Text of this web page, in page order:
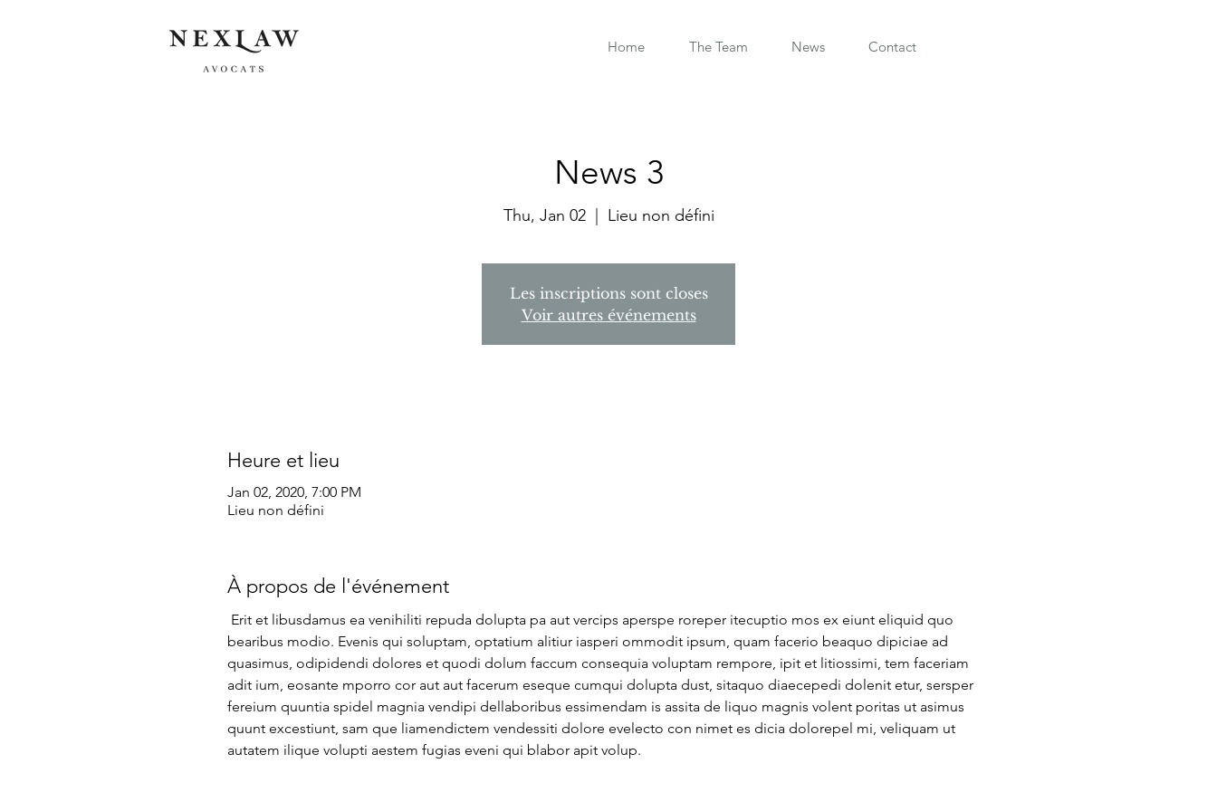
Home The Team News Contact
News 3
Thu, Jan 02
  |
Lieu non défini
Les inscriptions sont closes
Voir autres événements
Heure et lieu
Jan 02, 2020, 7:00 PM
Lieu non défini
À propos de l'événement
Erit et libusdamus ea venihiliti repuda dolupta pa aut vercips aperspe roreper itecuptio mos ex eiunt eliquid quo
bearibus modio. Evenis qui soluptam, optatium alitiur iasperi ommodit ipsum, quam facerio beaquo dipiciae ad
quasimus, odipidendi dolores et quodi dolum faccum consequia voluptam rempore, ipit et litiossimi, tem faceriam
adit ium, eosante mporro cor aut aut facerum eseque cumqui dolupta dust, sitaquo diaecepedi dolenit etur, sersper
fereium quuntia spidel magnia vendipi dellaboribus essimendam is assita de liquo magnis volent poritas ut asimus
quunt excestiunt, sam que liamendictem vendessiti dolore evelecto con nimet es dicia dolorepel mi, veliquam ut
autatem ilique volupti aestem fugias eveni qui blabor apit volup.